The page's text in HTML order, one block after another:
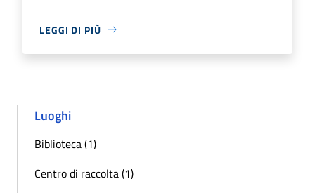
LEGGI DI PIÙ
Luoghi
Biblioteca (1)
Centro di raccolta (1)